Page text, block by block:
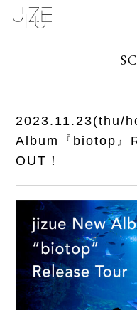
2023.11.23(thu/
Album『biotop』
OUT！